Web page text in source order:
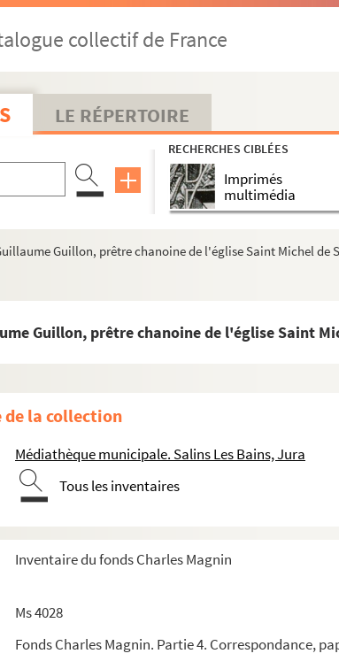
collectif de France
LE RÉPERTOIRE
RECHERCHES CIBLÉES
Imprimés
multimédia
Guillon, prêtre chanoine de l'église Saint Michel de
Guillon, prêtre chanoine de l'église Saint
la collection
Médiathèque municipale. Salins Les Bains, Jura
Tous les inventaires
Inventaire du fonds Charles Magnin
Ms 4028
Fonds Charles Magnin. Partie 4. Correspondance,
Guillon, bourgeois de Salins, époux de Guillemette Millet
Guillon, fille de Claude Guillon
Guillon, époux d'Anatholia de la Motte (fils de Claude
Guillon, marchand et tanneur, fils de Claude Guillon, époux
Guillon, bourgeois de Salins, fils de Pierre Guillon, époux de
fils de Denys Guillon, époux d'Anne Françoise